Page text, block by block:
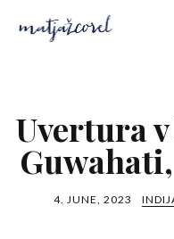
Uvertura
4. JUNE, 2023